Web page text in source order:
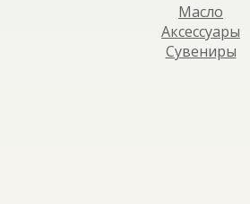
Масло
Аксессуары
Сувениры